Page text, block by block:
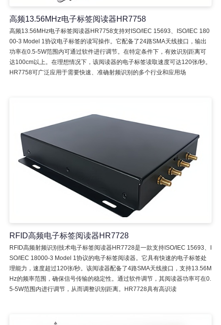
高频13.56MHz电子标签阅读器HR7758
高频13.56MHz电子标签阅读器HR7758支持对ISO/IEC 15693、ISO/IEC 180
00-3 Model 1协议电子标签的读写操作。它配备了24路SMA天线接口，输出
功率在0.5-5W范围内可通过软件进行调节。在特定条件下，有效识别距离可
达100cm以上。在理想情况下，该阅读器的电子标签读取速度可达120张/秒。
HR7758可广泛应用于需要快速、准确射频识别的多个行业和应用场
RFID高频电子标签阅读器HR7728
RFID高频射频识别技术电子标签阅读器HR7728是一款支持ISO/IEC 15693、I
SO/IEC 18000-3 Model 1协议的电子标签阅读器。它具有快速的电子标签处
理能力，速度超过120张/秒。该阅读器配备了4路SMA天线接口，支持13.56M
Hz的频率范围，确保信号传输的稳定性。通过软件调节，其阅读器功率可在0.
5-5W范围内进行调节，从而调整识别距离。HR7728具有高识读